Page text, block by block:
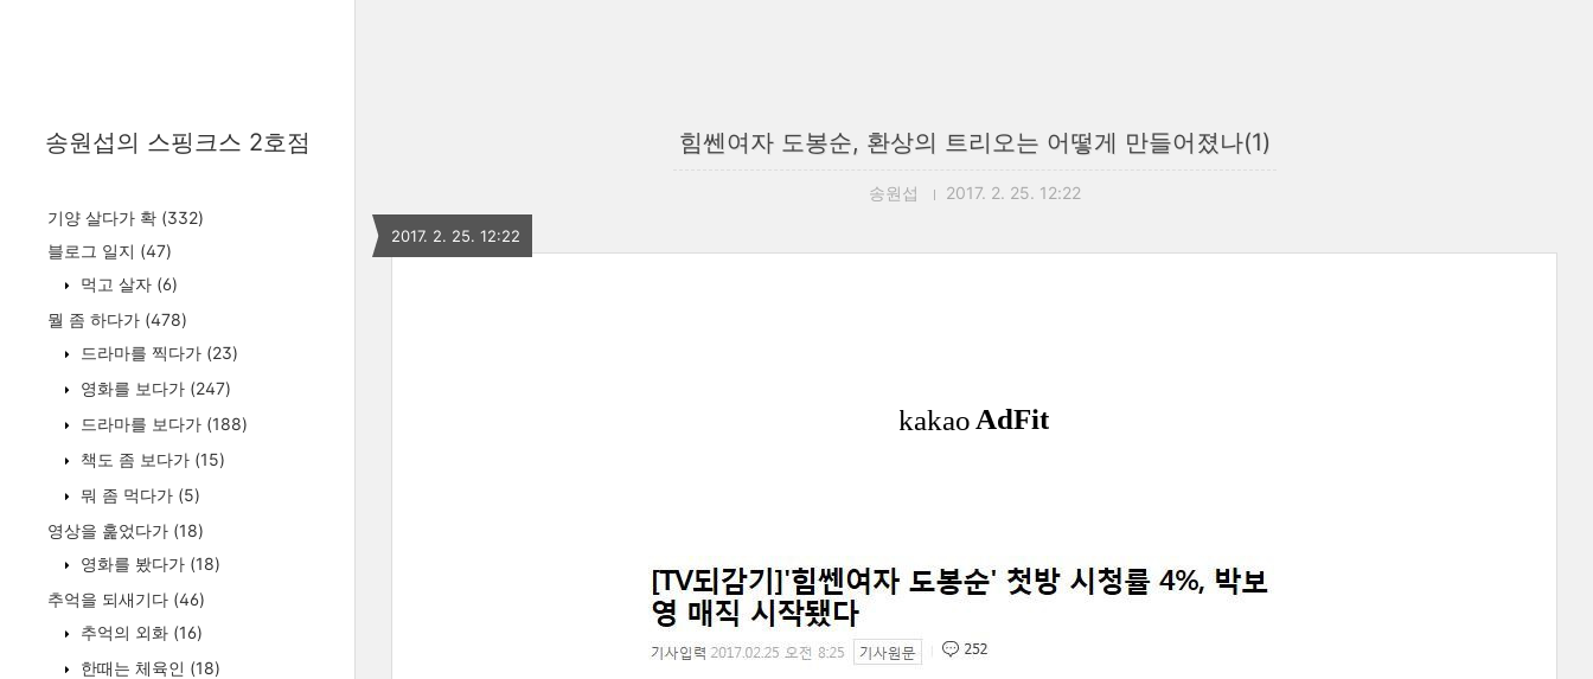
송원섭의 스핑크스 2호점
기양 살다가 확 (332)
블로그 일지 (47)
먹고 살자 (6)
뭘 좀 하다가 (478)
드라마를 찍다가 (23)
영화를 보다가 (247)
드라마를 보다가 (188)
책도 좀 보다가 (15)
뭐 좀 먹다가 (5)
영상을 훑었다가 (18)
영화를 봤다가 (18)
추억을 되새기다 (46)
추억의 외화 (16)
한때는 체육인 (18)
힘쎈여자 도봉순, 환상의 트리오는 어떻게 만들어졌나(1)
송원섭 2017. 2. 25. 12:22
2017. 2. 25. 12:22